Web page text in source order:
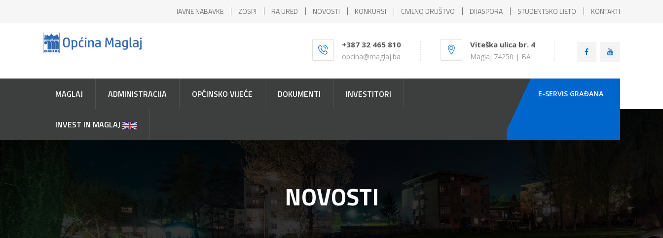
JAVNE NABAVKE ZOSPI RA URED NOVOSTI KONKURSI CIVILNO DRUŠTVO DIJASPORA STUDENTSKO LJETO KONTAKTI
+387 32 465 810
opcina@maglaj.ba
Viteška ulica br. 4
Maglaj 74250 | BA
MAGLAJ ADMINISTRACIJA OPĆINSKO VIJEĆE DOKUMENTI INVESTITORI
INVEST IN MAGLAJ
E-SERVIS GRAÐANA
NOVOSTI